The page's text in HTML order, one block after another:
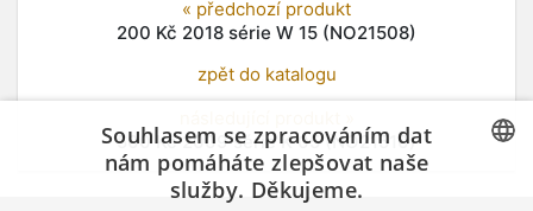
« předchozí produkt
200 Kč 2018 série W 15 (NO21508)
zpět do katalogu
500 Kč 2009 série K 05 (NO21510)
Souhlasem se zpracováním dat
nám pomáháte zlepšovat naše
služby. Děkujeme.